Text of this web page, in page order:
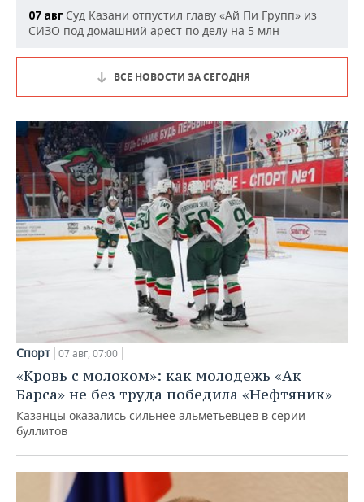
07 авг Суд Казани отпустил главу «Ай Пи Групп» из
СИЗО под домашний арест по делу на 5 млн
ВСЕ НОВОСТИ ЗА СЕГОДНЯ
Спорт 07 авг, 07:00
«Кровь с молоком»: как молодежь «Ак
Барса» не без труда победила «Нефтяник»
Казанцы оказались сильнее альметьевцев в серии
буллитов